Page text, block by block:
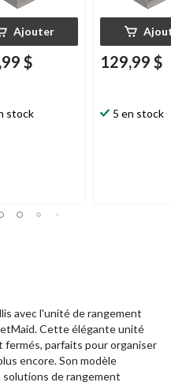
Ajouter
$
stock
129,99 $
5 en stock
avec l'unité de rangement
Cette élégante unité
parfaits pour organiser
encore. Son modèle
de rangement